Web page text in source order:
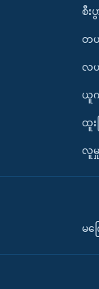
စီး
တပ
လယ်
ယူက
ထူး
လူမှု
မက